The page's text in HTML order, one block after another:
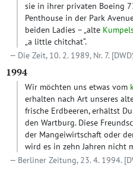
sie in ihrer privaten Boeing
Penthouse in der Park
beiden Ladies – „alte
„a little chitchat“.
Die Zeit, 10. 2. 1989, Nr. 7.
1994
Wir möchten uns etwas vom
erhalten nach Art unseres
frische Erdbeeren, erhältst
den Wartburg. Diese
der Mangeiwirtschaft oder
wird es in zehn Jahren nicht
Berliner Zeitung, 23. 4. 1994.